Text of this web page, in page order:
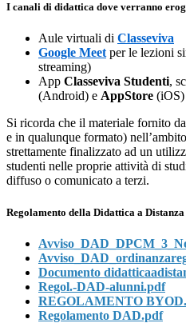
I canali di didattica dove verranno
Aule virtuali di Classeviva
Google Meet per le lezioni
streaming)
App Classeviva Studenti,
(Android) e AppStore (iOS)
Si ricorda che il materiale fornito
e in qualunque formato)
strettamente finalizzato ad un
studenti nelle proprie attività di
diffuso o comunicato a terzi.
Regolamento della Didattica a
Documento
Regol.-DAD-alunni.pdf
REGOLAMENTO
Regolamento DAD.pdf